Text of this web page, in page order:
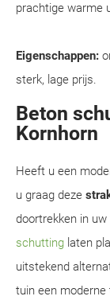
prachtige warme
Eigenschappen:
sterk, lage prijs.
Beton
Kornhorn
Heeft u een
u graag deze
doortrekken in uw
schutting laten
uitstekend
tuin een